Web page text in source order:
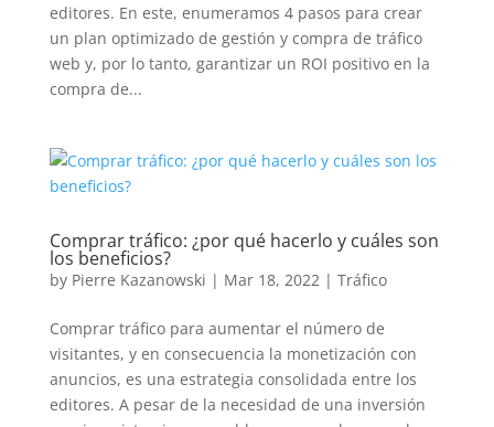
editores. En este, enumeramos 4 pasos para crear
un plan optimizado de gestión y compra de tráfico
web y, por lo tanto, garantizar un ROI positivo en la
compra de...
Comprar tráfico: ¿por qué hacerlo y cuáles son
los beneficios?
by Pierre Kazanowski | Mar 18, 2022| Tráfico
Comprar tráfico para aumentar el número de
visitantes, y en consecuencia la monetización con
anuncios, es una estrategia consolidada entre los
editores. A pesar de la necesidad de una inversión